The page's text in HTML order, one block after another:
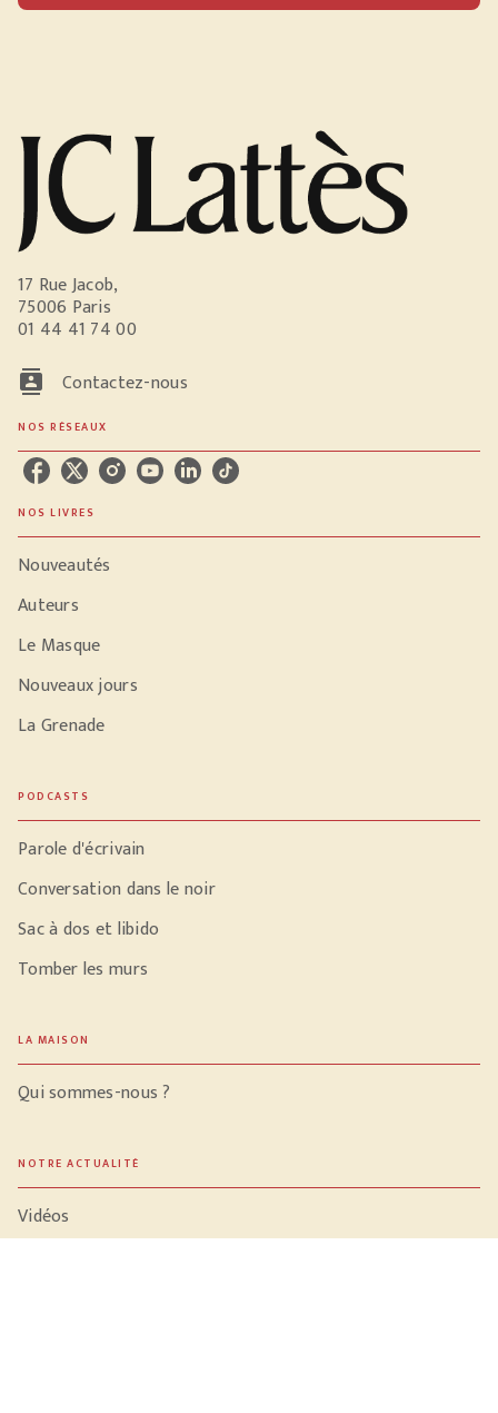
17 Rue Jacob,
75006 Paris
01 44 41 74 00
contacts Contactez-nous
NOS RÉSEAUX
NOS LIVRES
Nouveautés
Auteurs
Le Masque
Nouveaux jours
La Grenade
PODCASTS
Parole d'écrivain
Conversation dans le noir
Sac à dos et libido
Tomber les murs
LA MAISON
Qui sommes-nous ?
NOTRE ACTUALITÉ
Vidéos